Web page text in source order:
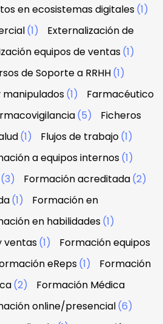
en ecosistemas digitales(1)
(1)
Externalización de
equipos de ventas(1)
de Soporte a RRHH(1)
(1)
Farmacéutico
(5)
Ficheros
(1) Flujos de trabajo(1)
a equipos internos(1)
(3) Formación acreditada(2)
(1)
Formación en
en habilidades(1)
ventas(1)
Formación equipos
eReps(1)
Formación
(2)
Formación Médica
online/presencial(6)